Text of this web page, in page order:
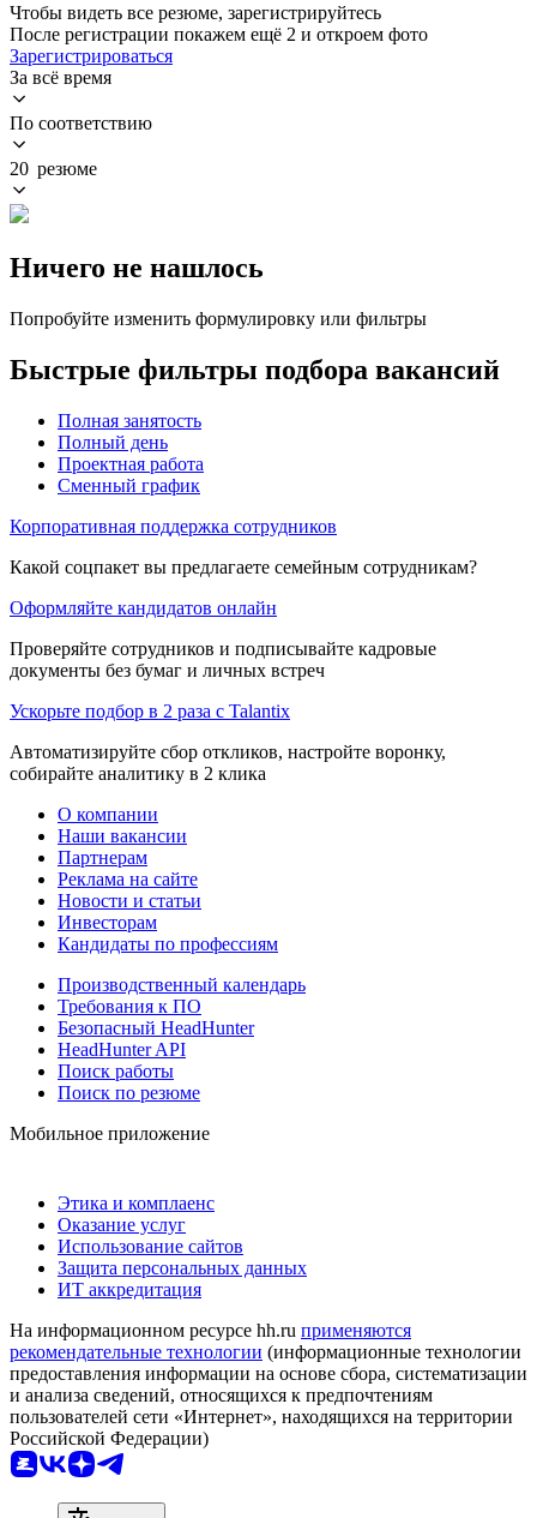
Чтобы видеть все резюме, зарегистрируйтесь
После регистрации покажем ещё 2 и откроем фото
Зарегистрироваться
За всё время
По соответствию
20 резюме
Ничего не нашлось
Попробуйте изменить формулировку или фильтры
Быстрые фильтры подбора вакансий
Полная занятость
Полный день
Проектная работа
Сменный график
Корпоративная поддержка сотрудников
Какой соцпакет вы предлагаете семейным сотрудникам?
Оформляйте кандидатов онлайн
Проверяйте сотрудников и подписывайте кадровые
документы без бумаг и личных встреч
Ускорьте подбор в 2 раза с Talantix
Автоматизируйте сбор откликов, настройте воронку,
собирайте аналитику в 2 клика
О компании
Наши вакансии
Партнерам
Реклама на сайте
Новости и статьи
Инвесторам
Кандидаты по профессиям
Производственный календарь
Требования к ПО
Безопасный HeadHunter
HeadHunter API
Поиск работы
Поиск по резюме
Мобильное приложение
Этика и комплаенс
Оказание услуг
Использование сайтов
Защита персональных данных
ИТ аккредитация
На информационном ресурсе hh.ru применяются
рекомендательные технологии (информационные технологии
предоставления информации на основе сбора, систематизации
и анализа сведений, относящихся к предпочтениям
пользователей сети «Интернет», находящихся на территории
Российской Федерации)